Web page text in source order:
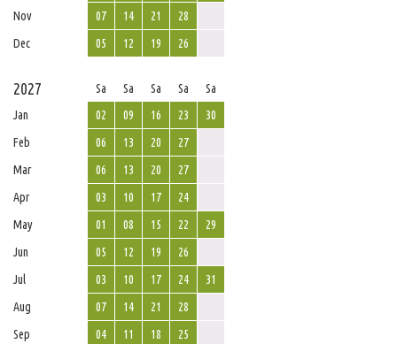
Nov
07 14 21
28
Dec
05 12 19 26
2027 Sa Sa Sa Sa
Sa
Jan
02 09 16 23
30
Feb
06 13 20
27
Mar
06 13 20
27
Apr
03 10 17
24
May
01 08 15 22
29
Jun
05 12 19
26
Jul
03 10 17 24
31
Aug
07 14 21
28
Sep
04 11 18
25